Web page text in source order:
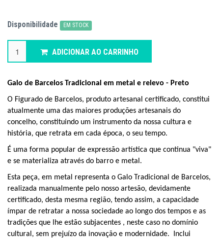
Disponibilidade EM STOCK
ADICIONAR AO CARRINHO
Galo de Barcelos Tradicional em metal e relevo - Preto
O Figurado de Barcelos, produto artesanal certificado, constitui
atualmente uma das maiores produções artesanais do
concelho, constituindo um instrumento da nossa cultura e
história, que retrata em cada época, o seu tempo.
É uma forma popular de expressão artística que continua "viva"
e se materializa através do barro e metal.
Esta peça, em metal representa o Galo Tradicional de Barcelos,
realizada manualmente pelo nosso artesão, devidamente
certificado, desta mesma região, tendo assim, a capacidade
ímpar de retratar a nossa sociedade ao longo dos tempos e as
tradições que lhe estão subjacentes , neste caso no domínio
cultural, sem prejuízo da inovação e modernidade. Inclui